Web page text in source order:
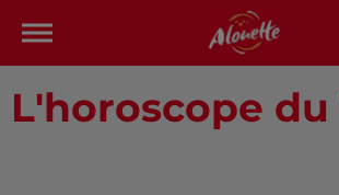
L'horoscope du